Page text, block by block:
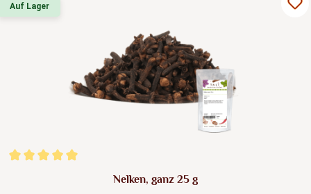
Auf Lager
Durchschnittliche Bewertung von 5 von 5 Sternen
Nelken, ganz 25 g